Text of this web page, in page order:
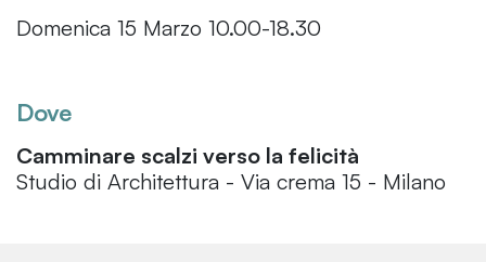
Domenica 15 Marzo 10.00-18.30
Dove
Camminare scalzi verso la felicità
Studio di Architettura - Via crema 15 - Milano